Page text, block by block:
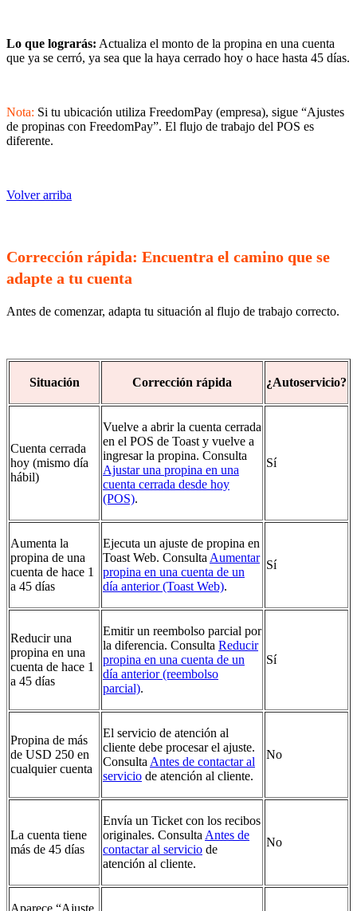
Lo que lograrás: Actualiza el monto de la propina en una cuenta
que ya se cerró, ya sea que la haya cerrado hoy o hace hasta 45 días.
Nota: Si tu ubicación utiliza FreedomPay (empresa), sigue “Ajustes
de propinas con FreedomPay”. El flujo de trabajo del POS es
diferente.
Volver arriba
Corrección rápida: Encuentra el camino que se
adapte a tu cuenta
Antes de comenzar, adapta tu situación al flujo de trabajo correcto.
Situación Corrección rápida ¿Autoservicio?
Cuenta cerrada
hoy (mismo día
hábil)
Vuelve a abrir la cuenta cerrada
en el POS de Toast y vuelve a
ingresar la propina. Consulta
Ajustar una propina en una
cuenta cerrada desde hoy
(POS).
Sí
Aumenta la
propina de una
cuenta de hace 1
a 45 días
Ejecuta un ajuste de propina en
Toast Web. Consulta Aumentar
propina en una cuenta de un
día anterior (Toast Web).
Sí
Reducir una
propina en una
cuenta de hace 1
a 45 días
Emitir un reembolso parcial por
la diferencia. Consulta Reducir
propina en una cuenta de un
día anterior (reembolso
parcial).
Sí
Propina de más
de USD 250 en
cualquier cuenta
El servicio de atención al
cliente debe procesar el ajuste.
Consulta Antes de contactar al
servicio de atención al cliente.
No
La cuenta tiene
más de 45 días
Envía un Ticket con los recibos
originales. Consulta Antes de
contactar al servicio de
atención al cliente.
No
Aparece “Ajuste